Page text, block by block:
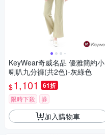
KeyWear奇威名品 優雅簡約小
喇叭九分褲(共2色)-灰綠色
$1,101 61折
限時下殺 券
加入購物車